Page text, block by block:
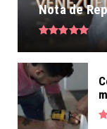
Nota de